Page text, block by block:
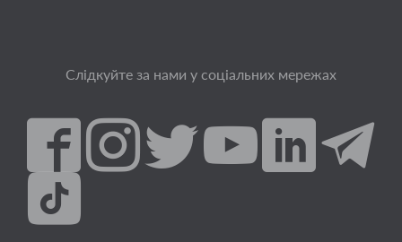
Слідкуйте за нами у соціальних мережах